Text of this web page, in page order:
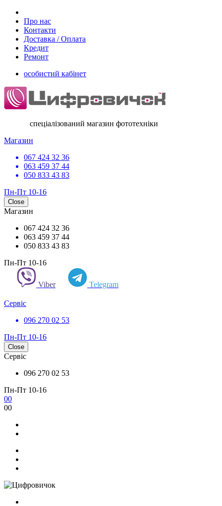
Про нас
Контакти
Доставка / Оплата
Кредит
Ремонт
особистий кабінет
спеціалізований магазин фототехніки
Магазин
067 424 32 36
063 459 37 44
050 833 43 83
Пн-Пт 10-16
Close
Магазин
067 424 32 36
063 459 37 44
050 833 43 83
Пн-Пт 10-16
Viber Telegram
Сервіс
096 270 02 53
Пн-Пт 10-16
Close
Сервіс
096 270 02 53
Пн-Пт 10-16
00
00